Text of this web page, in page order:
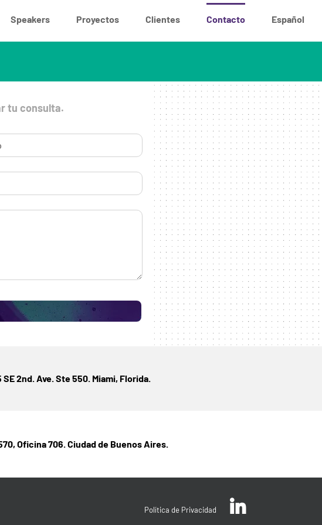
Speakers Proyectos Clientes Contacto Español
tu consulta.
SE 2nd. Ave. Ste 550. Miami, Florida.
Oficina 706. Ciudad de Buenos Aires.
Política de Privacidad